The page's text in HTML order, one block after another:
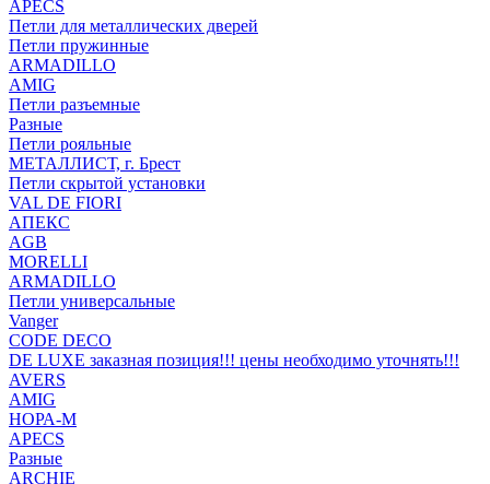
APECS
Петли для металлических дверей
Петли пружинные
ARMADILLO
AMIG
Петли разъемные
Разные
Петли рояльные
МЕТАЛЛИСТ, г. Брест
Петли скрытой установки
VAL DE FIORI
АПЕКС
AGB
MORELLI
ARMADILLO
Петли универсальные
Vanger
CODE DECO
DE LUXE заказная позиция!!! цены необходимо уточнять!!!
AVERS
AMIG
НОРА-М
APECS
Разные
ARCHIE